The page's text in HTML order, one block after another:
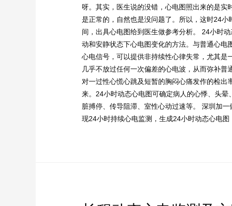
呀。其实，医生说的没错，心电图照出来的是
是正常的，自然也是没问题了。所以，这时24
间，出具心电图给到医生做参考分析。 24小时
动和安静状态下心电图变化的方法。与普通心
心电信号，可以提供非持续性心律失常，尤其
几乎不放过任何一次偏差的心电波，从而弥补
对一过性心慌心跳及短暂的胸闷心痛发作的检
来。24小时动态心电图可确定病人的心悸、头
脏搏停、传导阻滞、室性心动过速等。 深圳加
现24小时持续心电监测，生成24小时动态心电图